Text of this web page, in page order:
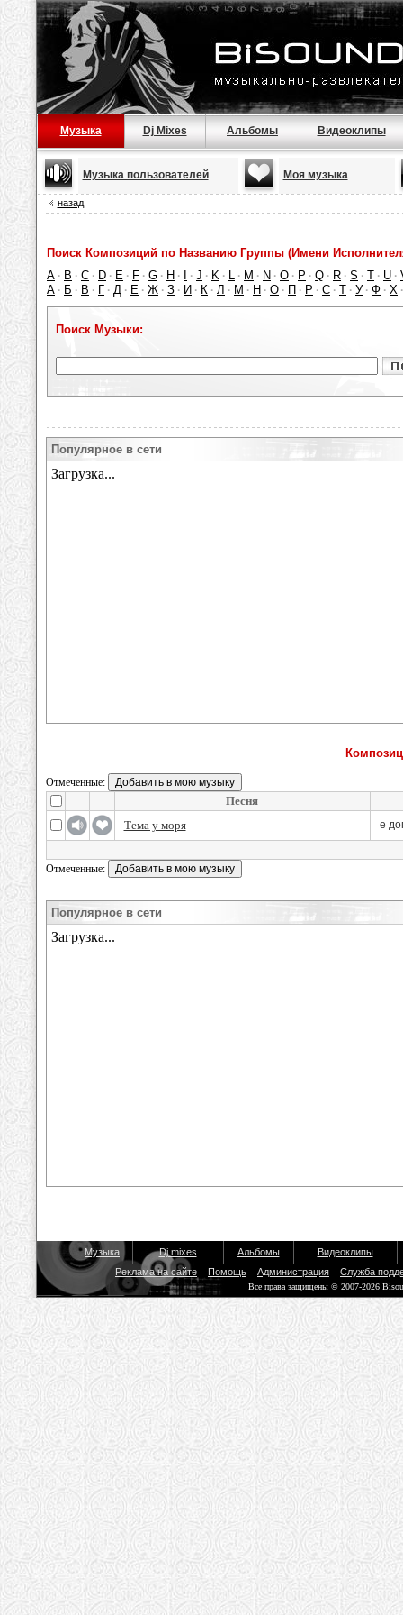
Музыка Dj Mixes Альбомы Видеоклипы
Музыка пользователей Моя музыка
назад
Поиск Композиций по Названию Группы (Имени
A · B · C · D · E · F · G · H · · J · K · L · M · N · O · P · Q · R · S · T · U ·
А · Б · В · Г · Д · Е · Ж · З · И · К · Л · М · Н · О · П · Р · С · Т · У · Ф · Х
Поиск Музыки:
Популярное в сети
Отмеченные:
Песня
Тема у моря
е
Отмеченные:
Популярное в сети
Музыка Dj mixes Альбомы
Видеоклипы
Реклама на сайте
Помощь Администрация Служба
Все права защищены © 2007-2026